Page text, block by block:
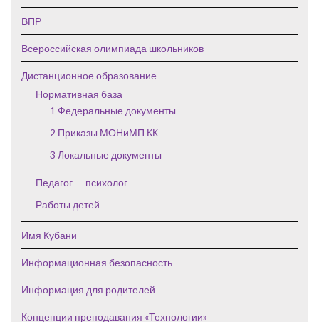
ВПР
Всероссийская олимпиада школьников
Дистанционное образование
Нормативная база
1 Федеральные документы
2 Приказы МОНиМП КК
3 Локальные документы
Педагог — психолог
Работы детей
Имя Кубани
Информационная безопасность
Информация для родителей
Концепции преподавания «Технологии»